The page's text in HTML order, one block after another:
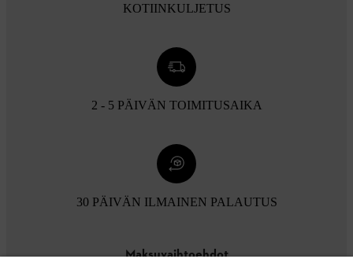
KOTIINKULJETUS
2 - 5 PÄIVÄN TOIMITUSAIKA
30 PÄIVÄN ILMAINEN PALAUTUS
Maksuvaihtoehdot